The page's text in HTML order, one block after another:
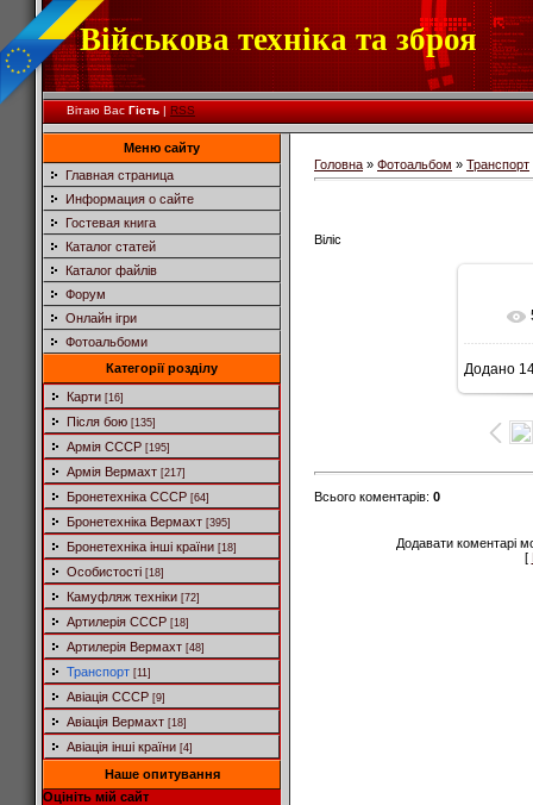
Військова техніка та зброя
Вітаю Вас Гість|RSS
Меню сайту
Главная страница
Информация о сайте
Гостевая книга
Каталог статей
Каталог файлів
Форум
Онлайн ігри
Фотоальбоми
Категорії розділу
Карти [16]
Після бою [135]
Армія СССР [195]
Армія Вермахт [217]
Бронетехніка СССР [64]
Бронетехніка Вермахт [395]
Бронетехніка інші країни [18]
Особистості [18]
Камуфляж техніки [72]
Артилерія СССР [18]
Артилерія Вермахт [48]
Транспорт [11]
Авіація СССР [9]
Авіація Вермахт [18]
Авіація інші країни [4]
Наше опитування
Оцініть мій сайт
Головна » Фотоальбом » Транспорт
Віліс
Додано
Всього коментарів: 0
Додавати коментарі
[